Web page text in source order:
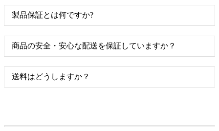
製品保証とは何ですか?
商品の安全・安心な配送を保証していますか？
送料はどうしますか？